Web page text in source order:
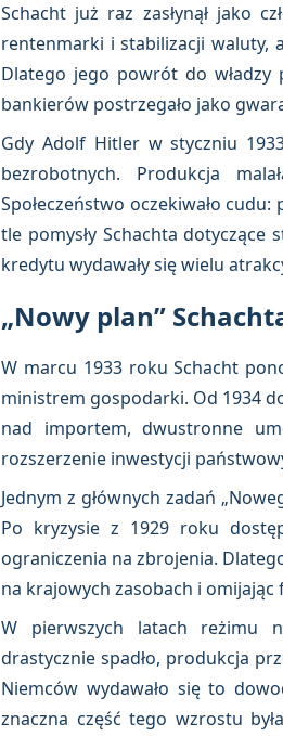
Schacht już raz zasłynął jako
rentenmarki i stabilizacji waluty,
Dlatego jego powrót do władzy
bankierów postrzegało jako
Gdy Adolf Hitler w styczniu
bezrobotnych. Produkcja
Społeczeństwo oczekiwało
tle pomysły Schachta
kredytu wydawały się wielu
„Nowy plan”
W marcu 1933 roku Schacht
ministrem gospodarki. Od 1934
nad importem, dwustronne
rozszerzenie inwestycji
Jednym z głównych zadań
Po kryzysie z 1929 roku
ograniczenia na zbrojenia.
na krajowych zasobach i
W pierwszych latach reżimu
drastycznie spadło, produkcja
Niemców wydawało się to
znaczna część tego wzrostu